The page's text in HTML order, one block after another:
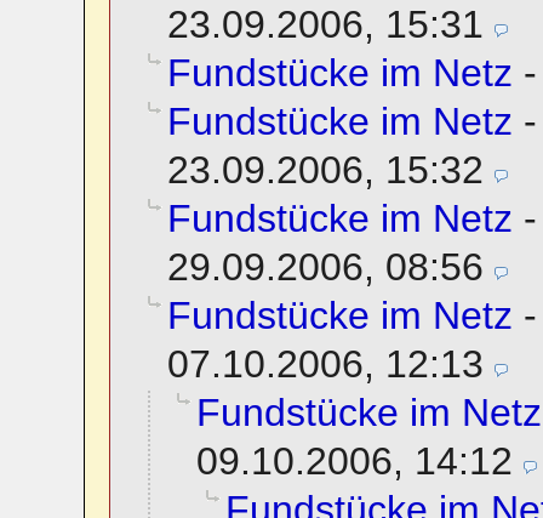
23.09.2006, 15:31
Fundstücke im Netz
Fundstücke im Netz
23.09.2006, 15:32
Fundstücke im Netz
29.09.2006, 08:56
Fundstücke im Netz
07.10.2006, 12:13
Fundstücke im Netz
09.10.2006, 14:12